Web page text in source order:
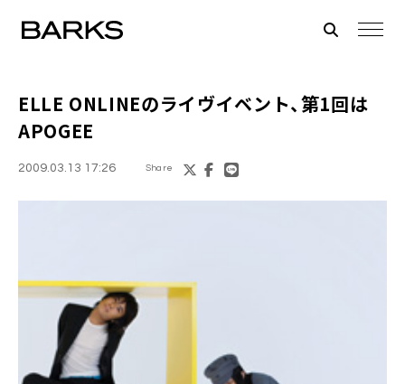
ELLE ONLINEのライヴイベント、第1回は
APOGEE
2009.03.13 17:26 Share